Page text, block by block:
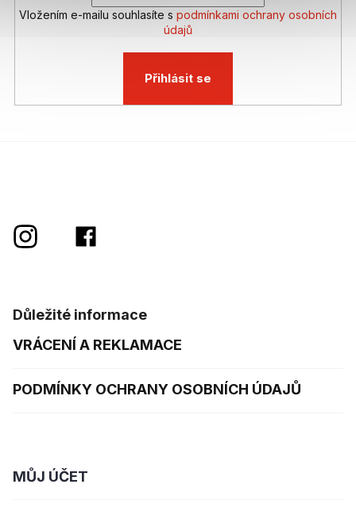
Vložením e-mailu souhlasíte s podmínkami ochrany osobních
údajů
Přihlásit se
Důležité informace
VRÁCENÍ A REKLAMACE
PODMÍNKY OCHRANY OSOBNÍCH ÚDAJŮ
MŮJ ÚČET